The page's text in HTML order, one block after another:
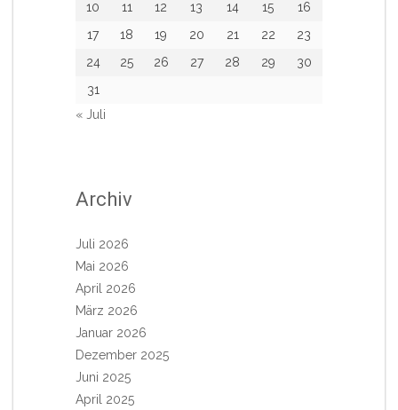
10 11 12 13 14 15
16
17
18 19 20 21 22
23
24
25 26 27 28 29
30
31
« Juli
Archiv
Juli 2026
Mai 2026
April 2026
März 2026
Januar 2026
Dezember 2025
Juni 2025
April 2025